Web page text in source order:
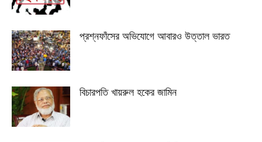
প্রশ্নফাঁসের অভিযোগে আবারও উত্তাল ভারত
বিচারপতি খায়রুল হকের জামিন